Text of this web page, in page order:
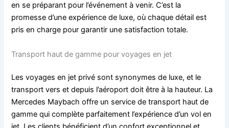
en se préparant pour l’événement à venir. C’est la
promesse d’une expérience de luxe, où chaque détail est
pris en charge pour garantir une satisfaction totale.
Transport haut de gamme pour voyages en jet
Les voyages en jet privé sont synonymes de luxe, et le
transport vers et depuis l’aéroport doit être à la hauteur. La
Mercedes Maybach offre un service de transport haut de
gamme qui complète parfaitement l’expérience d’un vol en